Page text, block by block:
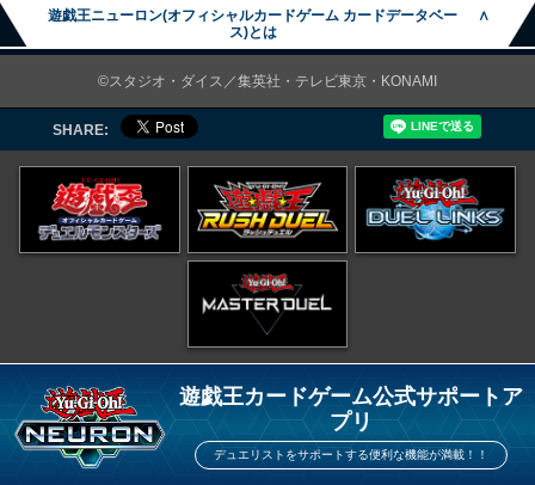
遊戯王ニューロン(オフィシャルカードゲーム カードデータベー
ス)とは
∧
©スタジオ・ダイス／集英社・テレビ東京・KONAMI
SHARE:
遊戯王カードゲーム公式サポートア
プリ
デュエリストをサポートする便利な機能が満載！！